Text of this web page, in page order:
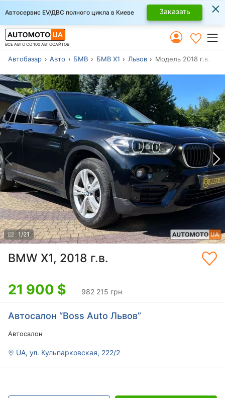
Автосервис EV/ДВС полного цикла в Киеве Заказать ×
ВСЕ АВТО СО 100 АВТОСАЙТОВ
Автобазар Авто БМВ БМВ Х1 Львов Модель 2018 г.в.
1/21
BMW X1, 2018 г.в.
21 900 $ 982 215 грн
Автосалон “Boss Auto Львов”
Автосалон
UA, ул. Кульпарковская, 222/2